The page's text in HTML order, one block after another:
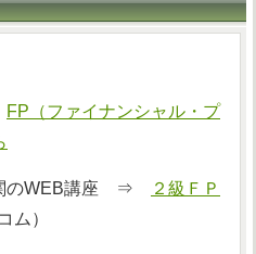
FP（ファイナンシャル・プ
関のWEB講座 ⇒
２級ＦＰ
ム）